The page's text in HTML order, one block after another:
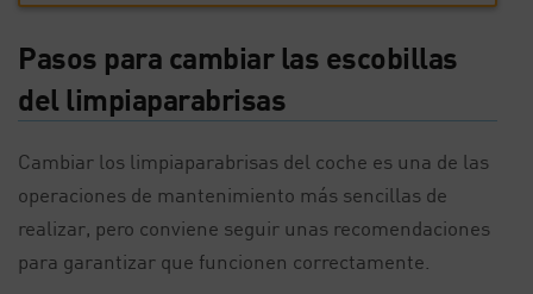
Pasos para cambiar las escobillas
del limpiaparabrisas
Cambiar los limpiaparabrisas del coche es una de las
operaciones de mantenimiento más sencillas de
realizar, pero conviene seguir unas recomendaciones
para garantizar que funcionen correctamente.